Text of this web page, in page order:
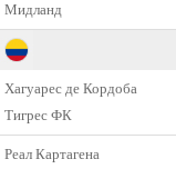
Мидланд
Хагуарес де Кордоба
Тигрес ФК
Реал Картагена